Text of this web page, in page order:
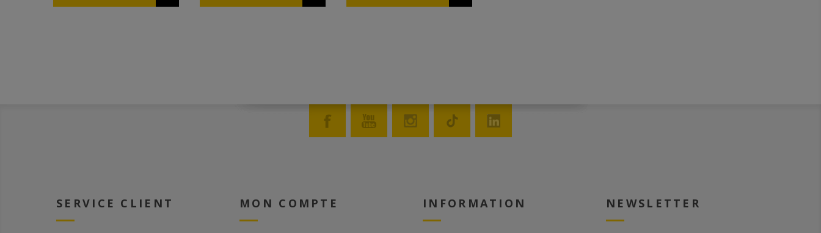
lorsque les cellules sont
pas, sont durables et
fondue (60-70ºC), soit les
SERVICE CLIENT MON COMPTE INFORMATION NEWSLETTER